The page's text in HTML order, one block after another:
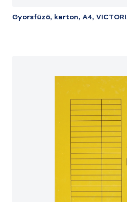
Gyorsfűző, karton, A4,